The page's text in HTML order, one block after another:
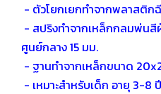
- ตัวโยกเยกทำจากพลาสติก
- สปริงทำจากเหล็กกลมพ่นสี
ศูนย์กลาง 15 มม.
- ฐานทำจากเหล็กขนาด
- เหมาะสำหรับเด็ก อายุ 3-8 ปี